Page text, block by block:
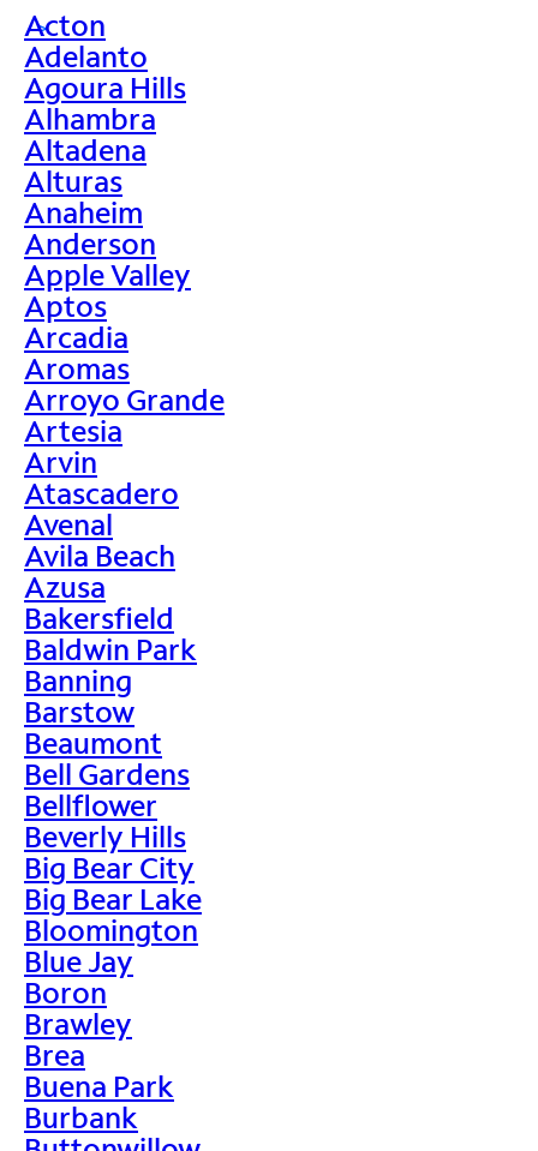
>
Acton
Adelanto
Agoura Hills
Alhambra
Altadena
Alturas
Anaheim
Anderson
Apple Valley
Aptos
Arcadia
Aromas
Arroyo Grande
Artesia
Arvin
Atascadero
Avenal
Avila Beach
Azusa
Bakersfield
Baldwin Park
Banning
Barstow
Beaumont
Bell Gardens
Bellflower
Beverly Hills
Big Bear City
Big Bear Lake
Bloomington
Blue Jay
Boron
Brawley
Brea
Buena Park
Burbank